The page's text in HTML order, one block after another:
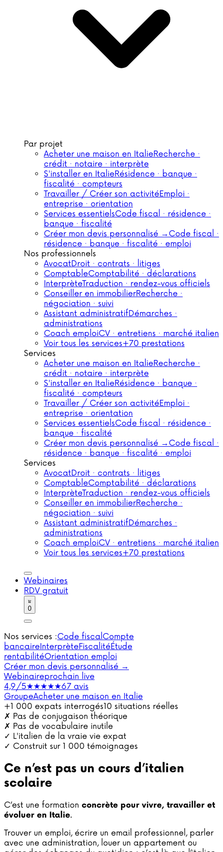
Par projet
Acheter une maison en ItalieRecherche ·
crédit · notaire · interprète
S'installer en ItalieRésidence · banque ·
fiscalité · compteurs
Travailler / Créer son activitéEmploi ·
entreprise · orientation
Services essentielsCode fiscal · résidence ·
banque · fiscalité
Créer mon devis personnalisé → Code fiscal ·
résidence · banque · fiscalité · emploi
Nos professionnels
AvocatDroit · contrats · litiges
ComptableComptabilité · déclarations
InterprèteTraduction · rendez-vous officiels
Conseiller en immobilierRecherche ·
négociation · suivi
Assistant administratifDémarches ·
administrations
Coach emploiCV · entretiens · marché italien
Voir tous les services+70 prestations
Services
Acheter une maison en ItalieRecherche ·
crédit · notaire · interprète
S'installer en ItalieRésidence · banque ·
fiscalité · compteurs
Travailler / Créer son activitéEmploi ·
entreprise · orientation
Services essentielsCode fiscal · résidence ·
banque · fiscalité
Créer mon devis personnalisé → Code fiscal ·
résidence · banque · fiscalité · emploi
Services
AvocatDroit · contrats · litiges
ComptableComptabilité · déclarations
InterprèteTraduction · rendez-vous officiels
Conseiller en immobilierRecherche ·
négociation · suivi
Assistant administratifDémarches ·
administrations
Coach emploiCV · entretiens · marché italien
Voir tous les services+70 prestations
Webinaires
RDV gratuit
0
Nos services :Code fiscalCompte
bancaireInterprèteFiscalitéÉtude
rentabilitéOrientation emploi
Créer mon devis personnalisé →
Webinaireprochain live
4,9/5★★★★★67 avis
GroupeAcheter une maison en Italie
+1 000 expats interrogés10 situations réelles
✗ Pas de conjugaison théorique
✗ Pas de vocabulaire inutile
✓ L'italien de la vraie vie expat
✓ Construit sur 1 000 témoignages
Ce n’est pas un cours d’italien
scolaire
C’est une formation concrète pour vivre, travailler et
évoluer en Italie.
Trouver un emploi, écrire un email professionnel, parler
avec une administration, louer un appartement ou